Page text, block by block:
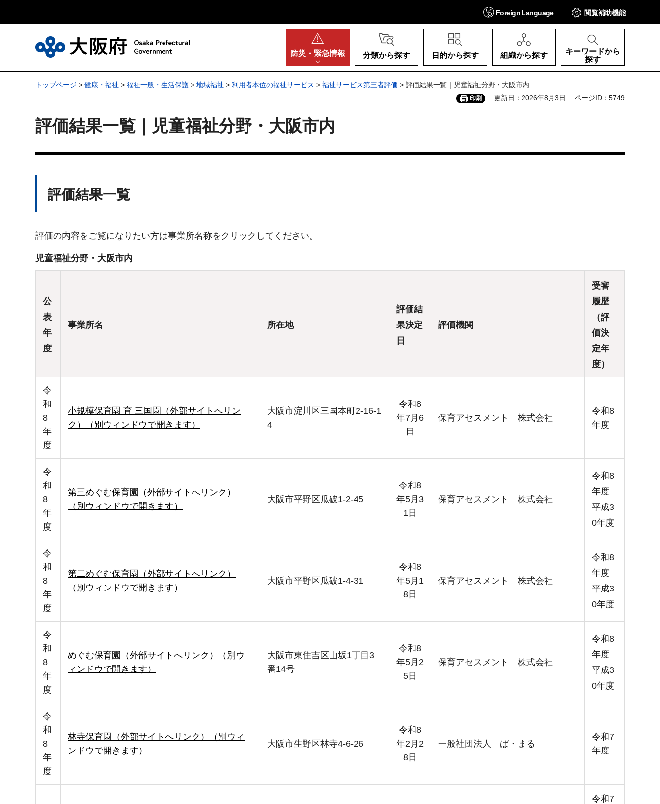
Foreign Language 閲覧補助機能
防災・ 緊急情報 分類から探す 目的から探す 組織から探す
キーワードから
探す
トップページ > 健康・福祉 > 福祉一般・生活保護 > 地域福祉 > 利用者本位の福祉サービス > 福祉サービス第三者評価 > 評価結果一覧｜児童福祉分野・大阪市内
印刷 更新日：2026年8月3日 ページID：5749
評価結果一覧｜児童福祉分野・大阪市内
評価結果一覧
評価の内容をご覧になりたい方は事業所名称をクリックしてください。
児童福祉分野・大阪市内
公
表
年
度
事業所名 所在地
評価結
果決定
日
評価機関
受審
履歴
（評
価決
定年
度）
令
和
8
年
度
小規模保育園 育 三国園（外部サイトへリン
ク）（別ウィンドウで開きます）
大阪市淀川区三国本町2-16-1
4
令和8
年7月6
日
保育アセスメント 株式会社
令和8
年度
令
和
8
年
度
第三めぐむ保育園（外部サイトへリンク）
（別ウィンドウで開きます）
大阪市平野区瓜破1-2-45
令和8
年5月3
1日
保育アセスメント 株式会社
令和8
年度
平成3
0年度
令
和
8
年
度
第二めぐむ保育園（外部サイトへリンク）
（別ウィンドウで開きます）
大阪市平野区瓜破1-4-31
令和8
年5月1
8日
保育アセスメント 株式会社
令和8
年度
平成3
0年度
令
和
8
年
度
めぐむ保育園（外部サイトへリンク）（別ウ
ィンドウで開きます）
大阪市東住吉区山坂1丁目3
番14号
令和8
年5月2
5日
保育アセスメント 株式会社
令和8
年度
平成3
0年度
令
和
8
年
度
林寺保育園（外部サイトへリンク）（別ウィ
ンドウで開きます）
大阪市生野区林寺4-6-26
令和8
年2月2
8日
一般社団法人 ぱ・まる
令和7
年度
令和7